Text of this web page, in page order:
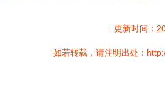
更新时间：
如若转载，请注明出处：